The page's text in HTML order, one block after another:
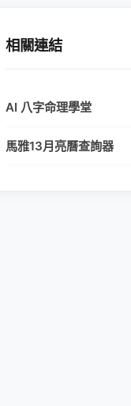
相關連結
AI 八字命理學堂
馬雅13月亮曆查詢器